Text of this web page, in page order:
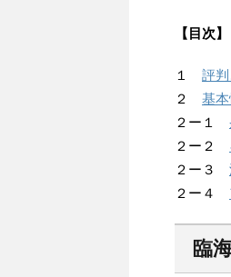
【目次】
１ 評判
２ 基
２ー１
２ー２
２ー３
２ー４
臨